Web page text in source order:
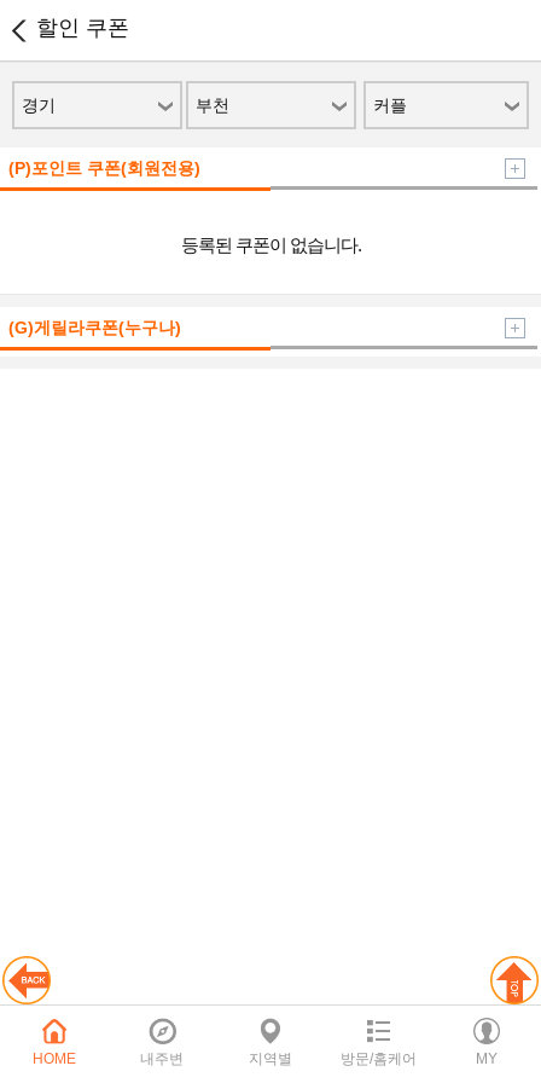
할인 쿠폰
경기 부천 커플
(P)포인트 쿠폰(회원전용)
등록된 쿠폰이 없습니다.
(G)게릴라쿠폰(누구나)
HOME 내주변 지역별 방문/홈케어 MY